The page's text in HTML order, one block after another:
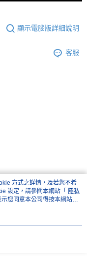
顯示電腦版詳細說明
客服
方式之詳情，及若您不希
設定，請參閱本網站「 隱私
您同意本公司得按本網站使